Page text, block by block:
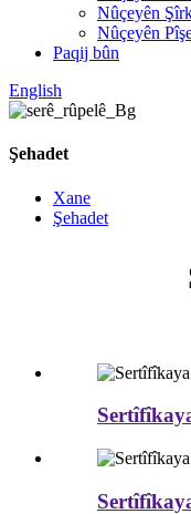
Nûçeyên
Nûçeyên
Paqij bûn
English
Şehadet
Xane
Şehadet